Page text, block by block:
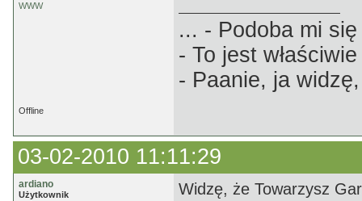
WWW
... - Podoba mi
- To jest
- Paanie, ja
Offline
03-02-2010 11:11:29
ardiano
Użytkownik
Widzę, że Towarzysz